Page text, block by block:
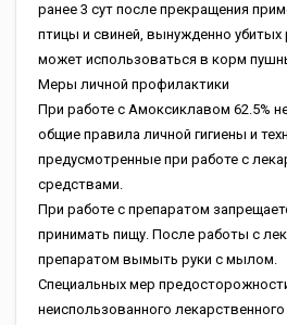
ранее 3 сут после прекращения
птицы и свиней, вынужденно убитых
может использоваться в корм
Меры личной профилактики
При работе с Амоксиклавом 62.5%
общие правила личной гигиены и
предусмотренные при работе с
средствами.
При работе с препаратом
принимать пищу. После работы с
препаратом вымыть руки с мылом.
Специальных мер
неиспользованного